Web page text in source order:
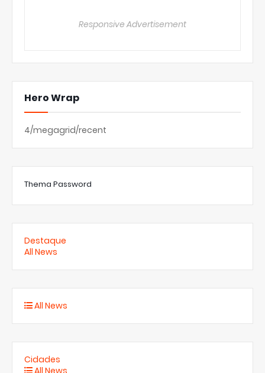
Responsive Advertisement
Hero Wrap
4/megagrid/recent
Thema Password
Destaque
All News
All News
Cidades